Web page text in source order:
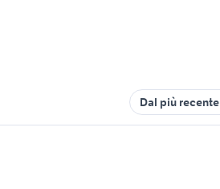
Dal più recente